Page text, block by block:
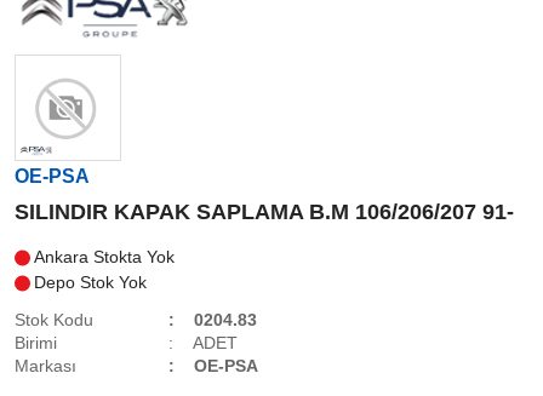
OE-PSA
SILINDIR KAPAK SAPLAMA B.M 106/206/207 91-
Ankara Stokta Yok
Depo Stok Yok
Stok Kodu
0204.83
Birimi
ADET
Markası
OE-PSA